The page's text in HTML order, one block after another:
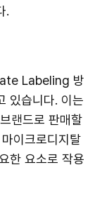
.
Labeling 방
있습니다. 이는
랜드로 판매할
이크로디지탈
한 요소로 작용